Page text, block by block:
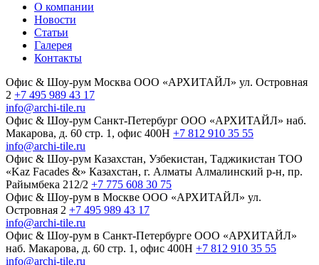
О компании
Новости
Статьи
Галерея
Контакты
Офис & Шоу-рум Москва ООО «АРХИТАЙЛ» ул. Островная
2 +7 495 989 43 17
info@archi-tile.ru
Офис & Шоу-рум Санкт-Петербург ООО «АРХИТАЙЛ» наб.
Макарова, д. 60 стр. 1, офис 400Н +7 812 910 35 55
info@archi-tile.ru
Офис & Шоу-рум Казахстан, Узбекистан, Таджикистан TOO
«Kaz Facades &» Казахстан, г. Алматы Алмалинский р-н, пр.
Райымбека 212/2 +7 775 608 30 75
Офис & Шоу-рум в Москве ООО «АРХИТАЙЛ» ул.
Островная 2 +7 495 989 43 17
info@archi-tile.ru
Офис & Шоу-рум в Санкт-Петербурге ООО «АРХИТАЙЛ»
наб. Макарова, д. 60 стр. 1, офис 400Н +7 812 910 35 55
info@archi-tile.ru